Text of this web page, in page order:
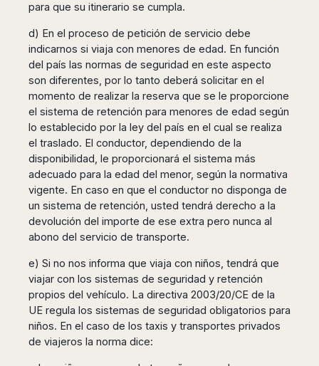
para que su itinerario se cumpla.
d) En el proceso de petición de servicio debe
indicarnos si viaja con menores de edad. En función
del país las normas de seguridad en este aspecto
son diferentes, por lo tanto deberá solicitar en el
momento de realizar la reserva que se le proporcione
el sistema de retención para menores de edad según
lo establecido por la ley del país en el cual se realiza
el traslado. El conductor, dependiendo de la
disponibilidad, le proporcionará el sistema más
adecuado para la edad del menor, según la normativa
vigente. En caso en que el conductor no disponga de
un sistema de retención, usted tendrá derecho a la
devolución del importe de ese extra pero nunca al
abono del servicio de transporte.
e) Si no nos informa que viaja con niños, tendrá que
viajar con los sistemas de seguridad y retención
propios del vehículo. La directiva 2003/20/CE de la
UE regula los sistemas de seguridad obligatorios para
niños. En el caso de los taxis y transportes privados
de viajeros la norma dice: